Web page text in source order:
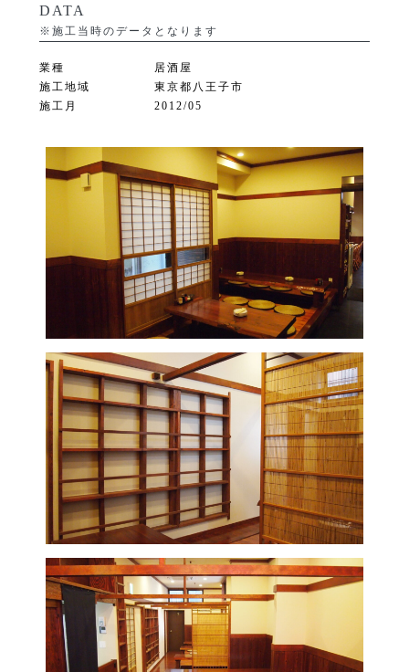
DATA
※施工当時のデータとなります
業種
居酒屋
施工地域
東京都八王子市
施工月
2012/05